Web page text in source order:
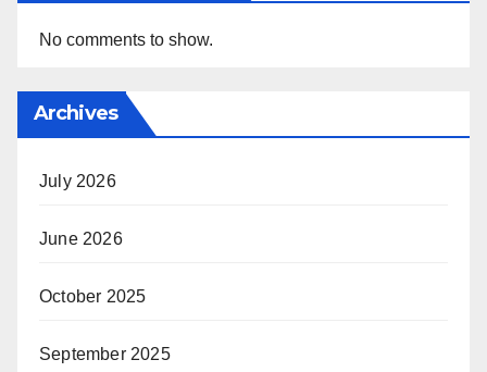
No comments to show.
Archives
July 2026
June 2026
October 2025
September 2025